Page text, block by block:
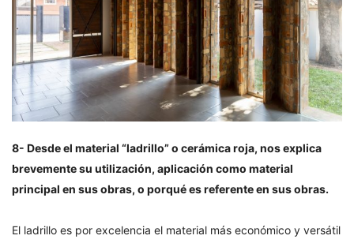
8- Desde el material “ladrillo” o cerámica roja, nos explica
brevemente su utilización, aplicación como material
principal en sus obras, o porqué es referente en sus obras.
El ladrillo es por excelencia el material más económico y versátil